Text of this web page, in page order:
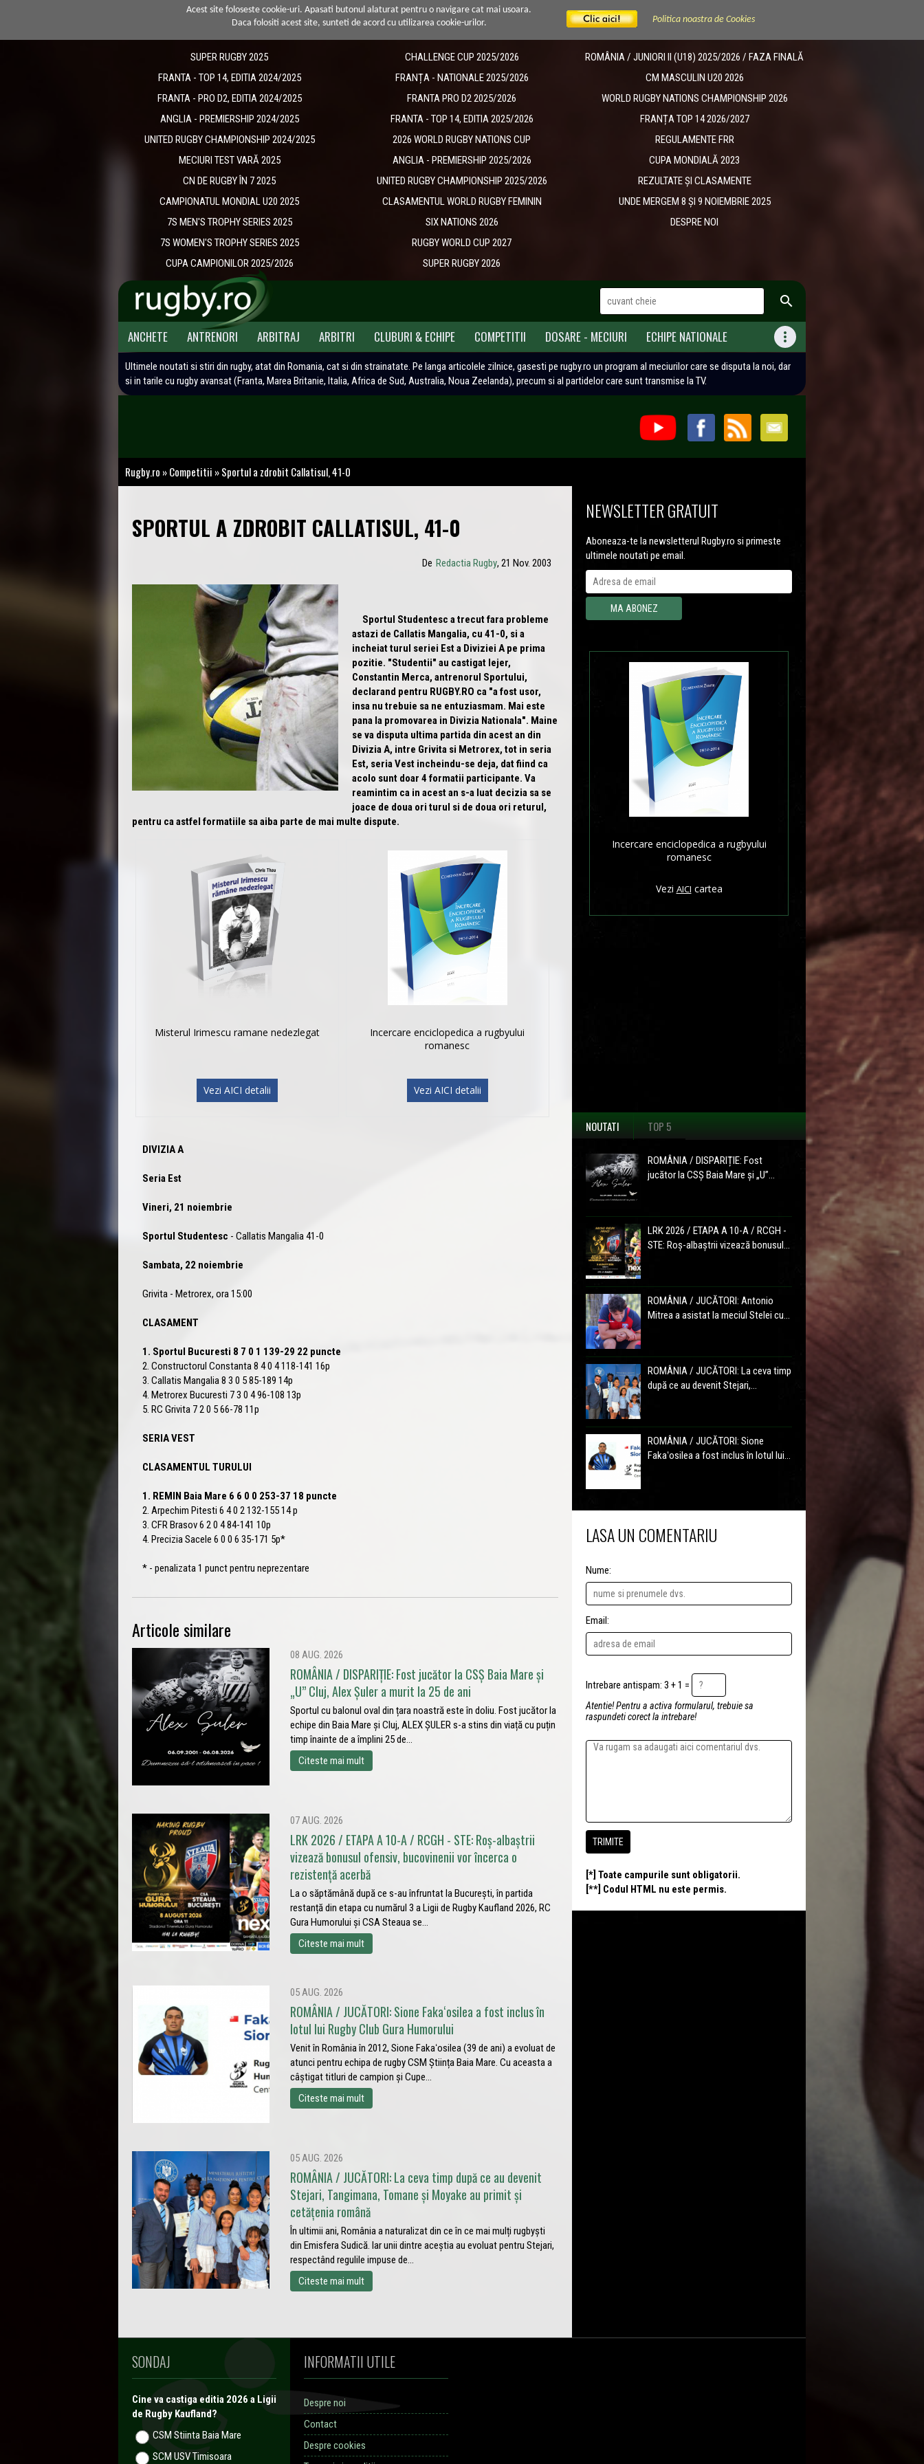
Politica noastra de Cookies
Acest site foloseste cookie-uri. Apasati butonul alaturat pentru o navigare cat mai usoara.
Daca folositi acest site, sunteti de acord cu utilizarea cookie-urilor.
SUPER RUGBY 2025
FRANTA - TOP 14, EDITIA 2024/2025
FRANTA - PRO D2, EDITIA 2024/2025
ANGLIA - PREMIERSHIP 2024/2025
UNITED RUGBY CHAMPIONSHIP 2024/2025
MECIURI TEST VARĂ 2025
CN DE RUGBY ÎN 7 2025
CAMPIONATUL MONDIAL U20 2025
7S MEN'S TROPHY SERIES 2025
7S WOMEN'S TROPHY SERIES 2025
CUPA CAMPIONILOR 2025/2026
CHALLENGE CUP 2025/2026
​FRANȚA - NATIONALE 2025/2026
FRANTA PRO D2 2025/2026
FRANTA - TOP 14, EDITIA 2025/2026
2026 WORLD RUGBY NATIONS CUP
ANGLIA - PREMIERSHIP 2025/2026
UNITED RUGBY CHAMPIONSHIP 2025/2026
CLASAMENTUL WORLD RUGBY FEMININ
SIX NATIONS 2026
RUGBY WORLD CUP 2027
SUPER RUGBY 2026
ROMÂNIA / JUNIORI II (U18) 2025/2026 / FAZA FINALĂ
CM MASCULIN U20 2026
WORLD RUGBY NATIONS CHAMPIONSHIP 2026
FRANȚA TOP 14 2026/2027
REGULAMENTE FRR
CUPA MONDIALĂ 2023
REZULTATE ȘI CLASAMENTE
UNDE MERGEM 8 ȘI 9 NOIEMBRIE 2025
DESPRE NOI

ANCHETE ANTRENORI ARBITRAJ ARBITRI CLUBURI & ECHIPE COMPETITII DOSARE - MECIURI ECHIPE NATIONALE 
Ultimele noutati si stiri din rugby, atat din Romania, cat si din strainatate. Pe langa articolele zilnice, gasesti pe rugby.ro un program al meciurilor care se disputa la noi, dar
si in tarile cu rugby avansat (Franta, Marea Britanie, Italia, Africa de Sud, Australia, Noua Zeelanda), precum si al partidelor care sunt transmise la TV.
Rugby.ro »Competitii »Sportul a zdrobit Callatisul, 41-0
SPORTUL A ZDROBIT CALLATISUL, 41-0
De Redactia Rugby, 21 Nov. 2003
Sportul Studentesc a trecut fara probleme
astazi de Callatis Mangalia, cu 41-0, si a
incheiat turul seriei Est a Diviziei A pe prima
pozitie. "Studentii" au castigat lejer,
Constantin Merca, antrenorul Sportului,
declarand pentru RUGBY.RO ca "a fost usor,
insa nu trebuie sa ne entuziasmam. Mai este
pana la promovarea in Divizia Nationala". Maine
se va disputa ultima partida din acest an din
Divizia A, intre Grivita si Metrorex, tot in seria
Est, seria Vest incheindu-se deja, dat fiind ca
acolo sunt doar 4 formatii participante. Va
reamintim ca in acest an s-a luat decizia sa se
joace de doua ori turul si de doua ori returul,
pentru ca astfel formatiile sa aiba parte de mai multe dispute.
Misterul Irimescu ramane nedezlegat
Vezi AICI detalii
Incercare enciclopedica a rugbyului
romanesc
Vezi AICI detalii
DIVIZIA A
Seria Est
Vineri, 21 noiembrie
Sportul Studentesc - Callatis Mangalia 41-0
Sambata, 22 noiembrie
Grivita - Metrorex, ora 15:00
CLASAMENT
1. Sportul Bucuresti 8 7 0 1 139-29 22 puncte
2. Constructorul Constanta 8 4 0 4 118-141 16p
3. Callatis Mangalia 8 3 0 5 85-189 14p
4. Metrorex Bucuresti 7 3 0 4 96-108 13p
5. RC Grivita 7 2 0 5 66-78 11p
SERIA VEST
CLASAMENTUL TURULUI
1. REMIN Baia Mare 6 6 0 0 253-37 18 puncte
2. Arpechim Pitesti 6 4 0 2 132-155 14 p
3. CFR Brasov 6 2 0 4 84-141 10p
4. Precizia Sacele 6 0 0 6 35-171 5p*
* - penalizata 1 punct pentru neprezentare
Articole similare
08 AUG. 2026
ROMÂNIA / DISPARIȚIE: Fost jucător la CSȘ Baia Mare și
„U” Cluj, Alex Șuler a murit la 25 de ani
Sportul cu balonul oval din țara noastră este în doliu. Fost jucător la
echipe din Baia Mare și Cluj, ALEX ȘULER s-a stins din viață cu puțin
timp înainte de a împlini 25 de...
Citeste mai mult
07 AUG. 2026
LRK 2026 / ETAPA A 10-A / RCGH - STE: Roș-albaștrii
vizează bonusul ofensiv, bucovinenii vor încerca o
rezistență acerbă
La o săptămână după ce s-au înfruntat la București, în partida
restanță din etapa cu numărul 3 a Ligii de Rugby Kaufland 2026, RC
Gura Humorului și CSA Steaua se...
Citeste mai mult
05 AUG. 2026
ROMÂNIA / JUCĂTORI: Sione Fakaʻosilea a fost inclus în
lotul lui Rugby Club Gura Humorului
Venit în România în 2012, Sione Fakaʻosilea (39 de ani) a evoluat de
atunci pentru echipa de rugby CSM Știința Baia Mare. Cu aceasta a
câștigat titluri de campion și Cupe...
Citeste mai mult
05 AUG. 2026
ROMÂNIA / JUCĂTORI: La ceva timp după ce au devenit
Stejari, Tangimana, Tomane și Moyake au primit și
cetățenia română
În ultimii ani, România a naturalizat din ce în ce mai mulți rugbyști
din Emisfera Sudică. Iar unii dintre aceștia au evoluat pentru Stejari,
respectând regulile impuse de...
Citeste mai mult
NEWSLETTER GRATUIT
Aboneaza-te la newsletterul Rugby.ro si primeste
ultimele noutati pe email.
Incercare enciclopedica a rugbyului
romanesc
Vezi AICI cartea
NOUTATI TOP 5
ROMÂNIA / DISPARIȚIE: Fost
jucător la CSȘ Baia Mare și „U”...
LRK 2026 / ETAPA A 10-A / RCGH -
STE: Roș-albaștrii vizează bonusul...
ROMÂNIA / JUCĂTORI: Antonio
Mitrea a asistat la meciul Stelei cu...
ROMÂNIA / JUCĂTORI: La ceva timp
după ce au devenit Stejari,...
ROMÂNIA / JUCĂTORI: Sione
Fakaʻosilea a fost inclus în lotul lui...
LASA UN COMENTARIU
Nume:
Email:
Intrebare antispam: 3 + 1 =
Atentie! Pentru a activa formularul, trebuie sa
raspundeti corect la intrebare!
[*] Toate campurile sunt obligatorii.
[**] Codul HTML nu este permis.
SONDAJ
Cine va castiga editia 2026 a Ligii
de Rugby Kaufland?
CSM Stiinta Baia Mare
SCM USV Timisoara
INFORMATII UTILE
Despre noi
Contact
Despre cookies